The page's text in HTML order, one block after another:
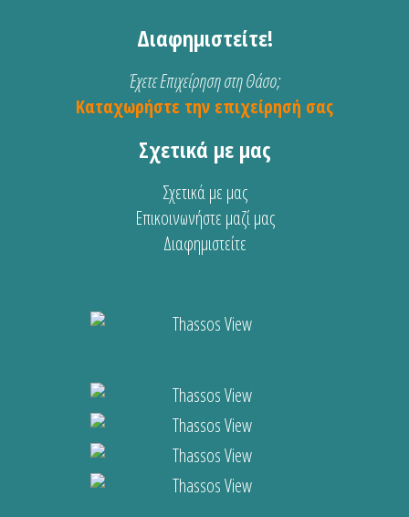
Διαφημιστείτε!
Έχετε Επιχείρηση στη Θάσο;
Καταχωρήστε την επιχείρησή σας
Σχετικά με μας
Σχετικά με μας
Επικοινωνήστε μαζί μας
Διαφημιστείτε